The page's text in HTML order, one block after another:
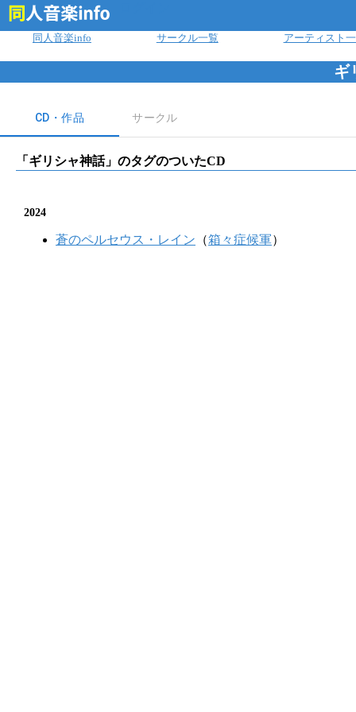
同人音楽info サークル一覧 アーティスト
ギ
CD・作品 サークル
「 ギリシャ神話」のタグのついたCD
2024
蒼のペルセウス・レイン （箱々症候軍）